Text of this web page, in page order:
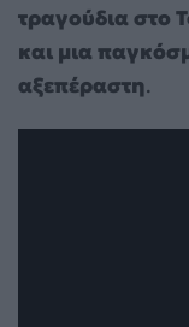
τραγούδια στο
και μια
αξεπέραστη.